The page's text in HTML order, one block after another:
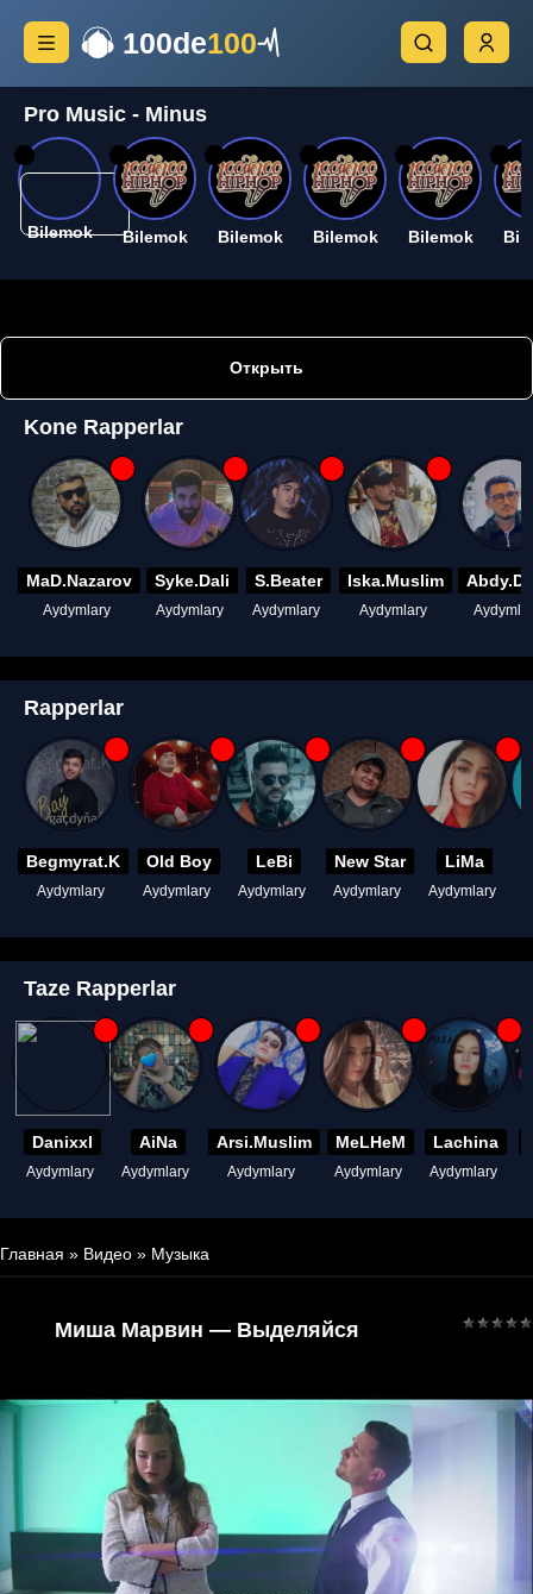
100de100
Pro Music - Minus
Bilemok Bilemok Bilemok Bilemok Bilemok
Открыть
Kone Rapperlar
MaD.Nazarov
Aydymlary
Syke.Dali
Aydymlary
S.Beater
Aydymlary
Iska.Muslim
Aydymlary
Rapperlar
Begmyrat.K
Aydymlary
Old Boy
Aydymlary
LeBi
Aydymlary
New Star
Aydymlary
LiMa
Aydymlary
Taze Rapperlar
Danixxl
Aydymlary
AiNa
Aydymlary
Arsi.Muslim
Aydymlary
MeLHeM
Aydymlary
Lachina
Aydymlary
Главная » Видео » Музыка
Миша Марвин — Выделяйся